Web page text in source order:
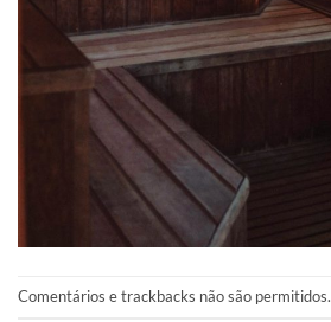
Comentários e trackbacks não são permitidos.